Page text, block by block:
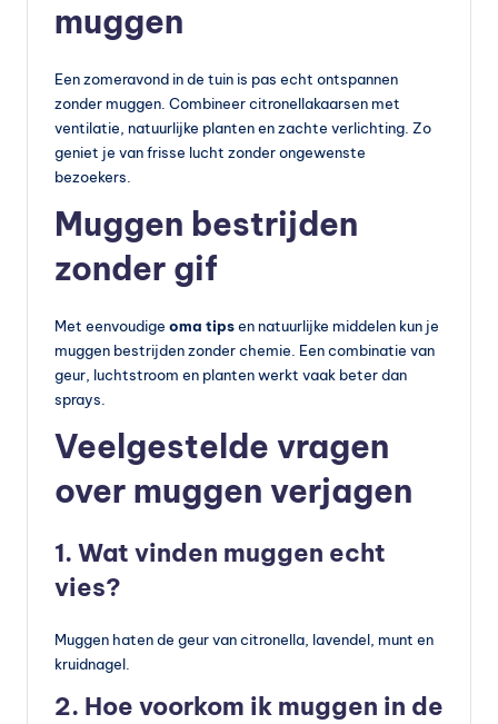
muggen
Een zomeravond in de tuin is pas echt ontspannen
zonder muggen. Combineer citronellakaarsen met
ventilatie, natuurlijke planten en zachte verlichting. Zo
geniet je van frisse lucht zonder ongewenste
bezoekers.
Muggen bestrijden
zonder gif
Met eenvoudige oma tipsen natuurlijke middelen kun je
muggen bestrijden zonder chemie. Een combinatie van
geur, luchtstroom en planten werkt vaak beter dan
sprays.
Veelgestelde vragen
over muggen verjagen
1. Wat vinden muggen echt
vies?
Muggen haten de geur van citronella, lavendel, munt en
kruidnagel.
2. Hoe voorkom ik muggen in de